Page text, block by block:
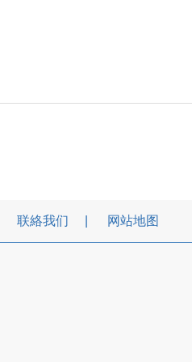
联絡我们 网站地图